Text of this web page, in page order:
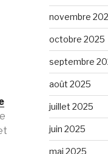
novembre
octobre 2025
septembre
août 2025
juillet 2025
juin 2025
mai 2025